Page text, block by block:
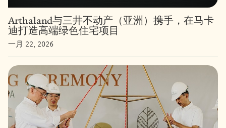
Arthaland与三井不动产（亚洲）携手，在马卡
迪打造高端绿色住宅项目
一月 22, 2026